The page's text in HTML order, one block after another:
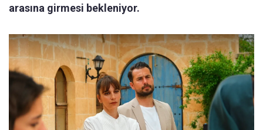
arasına girmesi bekleniyor.